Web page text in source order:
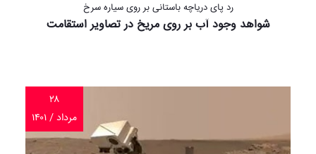
رد پای دریاچه باستانی بر روی سیاره سرخ
شواهد وجود آب بر روی مریخ در تصاویر استقامت
۲۸
مرداد / ۱۴۰۱